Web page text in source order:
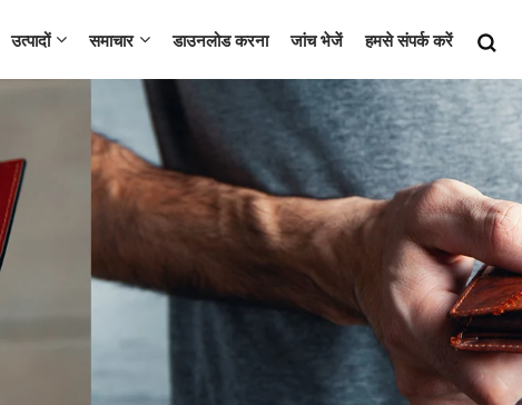
उत्पादों समाचार डाउनलोड करना जांच भेजें हमसे संपर्क करें